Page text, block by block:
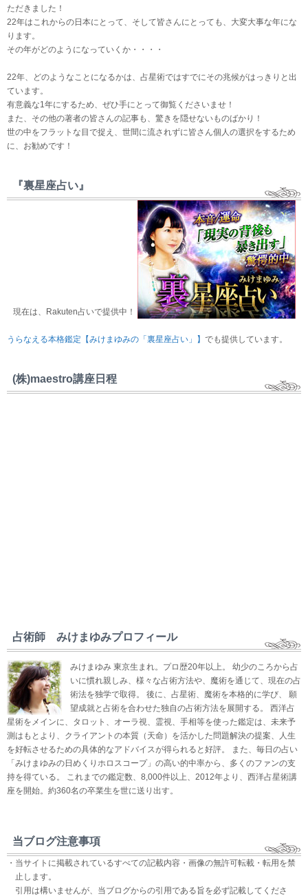
ただきました！
22年はこれからの日本にとって、そして皆さんにとっても、大変大事な年にな
ります。
その年がどのようになっていくか・・・・
22年、どのようなことになるかは、占星術ではすでにその兆候がはっきりと出
ています。
有意義な1年にするため、ぜひ手にとって御覧くださいませ！
また、その他の著者の皆さんの記事も、驚きを隠せないものばかり！
世の中をフラットな目で捉え、世間に流されずに皆さん個人の選択をするため
に、お勧めです！
『裏星座占い』
現在は、Rakuten占いで提供中！
うらなえる本格鑑定【みけまゆみの「裏星座占い」】 でも提供しています。
(株)maestro講座日程
占術師 みけまゆみプロフィール
みけまゆみ 東京生まれ。プロ歴20年以上。 幼少のころから占
いに慣れ親しみ、様々な占術方法や、魔術を通じて、現在の占
術法を独学で取得。 後に、占星術、魔術を本格的に学び、 願
望成就と占術を合わせた独自の占術方法を展開する。 西洋占
星術をメインに、タロット、オーラ視、霊視、手相等を使った鑑定は、未来予
測はもとより、クライアントの本質（天命）を活かした問題解決の提案、人生
を好転させるための具体的なアドバイスが得られると好評。 また、毎日の占い
「みけまゆみの日めくりホロスコープ」の高い的中率から、多くのファンの支
持を得ている。 これまでの鑑定数、8,000件以上、2012年より、西洋占星術講
座を開始。約360名の卒業生を世に送り出す。
当ブログ注意事項
・当サイトに掲載されているすべての記載内容・画像の無許可転載・転用を禁
止します。
引用は構いませんが、当ブログからの引用である旨を必ず記載してくださ